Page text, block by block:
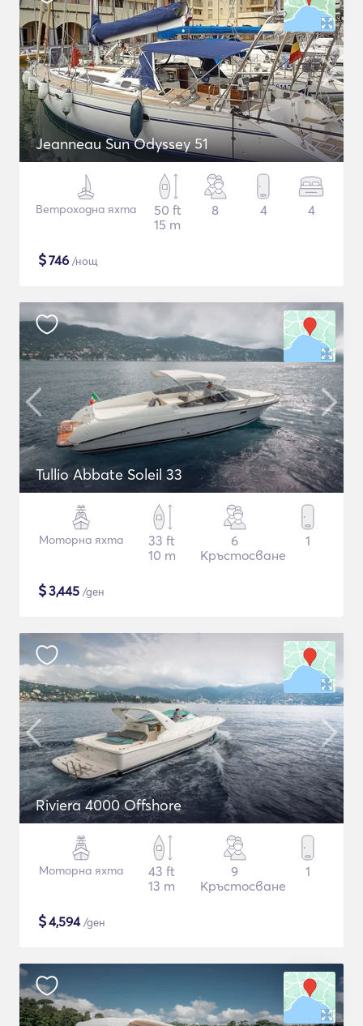
Jeanneau Sun Odyssey 51
Ветроходна яхта
50 ft
15 m
8 4 4
$746 /нощ
Tullio Abbate Soleil 33
Моторна яхта
33 ft
10 m
6
Кръстосване
1
$3,445 /ден
Riviera 4000 Offshore
Моторна яхта
43 ft
13 m
9
Кръстосване
1
$4,594/ден